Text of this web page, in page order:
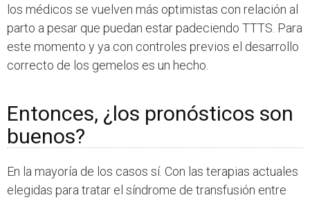
los médicos se vuelven más optimistas con relación al
parto a pesar que puedan estar padeciendo TTTS. Para
este momento y ya con controles previos el desarrollo
correcto de los gemelos es un hecho.
Entonces, ¿los pronósticos son
buenos?
En la mayoría de los casos sí. Con las terapias actuales
elegidas para tratar el síndrome de transfusión entre